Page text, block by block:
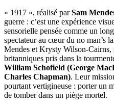
« 1917 », réalisé parSam
guerre : c’est une expérience
sensorielle pensée comme un
spectateur au cœur du no man’s
Mendes et Krysty Wilson-Cairns,
britanniques pris dans la
William Schofield (George
Charles Chapman). Leur
pourtant vertigineuse : porter un
de tomber dans un piège mortel.